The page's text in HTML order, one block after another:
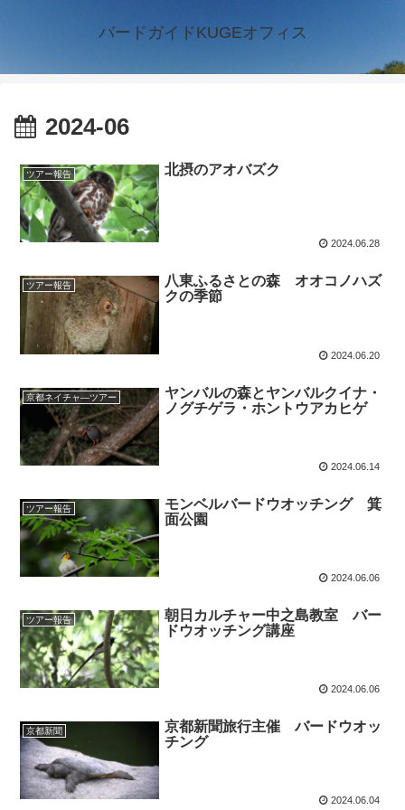
バードガイドKUGEオフィス
2024-06
ツアー報告 北摂のアオバズク
2024.06.28
ツアー報告
八東ふるさとの森 オオコノハズ
クの季節
2024.06.20
京都ネイチャ―ツアー
ヤンバルの森とヤンバルクイナ・
ノグチゲラ・ホントウアカヒゲ
2024.06.14
ツアー報告
モンベルバードウオッチング 箕
面公園
2024.06.06
ツアー報告
朝日カルチャー中之島教室 バー
ドウオッチング講座
2024.06.06
京都新聞
京都新聞旅行主催 バードウオッ
チング
2024.06.04